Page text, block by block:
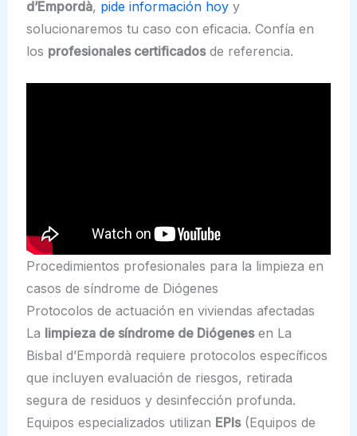
d’Empordà, pide información hoyy
solucionaremos tu caso con eficacia. Confía en
los profesionales certificadosde referencia.
Procedimientos profesionales para la limpieza en
casos de síndrome de Diógenes
Protocolos de actuación en viviendas afectadas
La limpieza de síndrome de Diógenesen La
Bisbal d’Empordà requiere protocolos específicos
que incluyen evaluación de riesgos, retirada
segura de residuos y desinfección profunda.
Equipos especializados utilizan EPIs(Equipos de